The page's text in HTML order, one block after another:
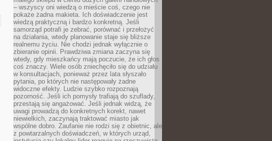
– wszyscy oni wiedzą o mieście coś, czego nie
pokaże żadna makieta. Ich doświadczenie jest
wiedzą praktyczną i bardzo konkretną. Jeśli
samorząd potrafi je zebrać, porównać i przełożyć
na działania, wtedy planowanie staje się bliższe
realnemu życiu. Nie chodzi jednak wyłącznie o
zbieranie opinii. Prawdziwa zmiana zaczyna się
wtedy, gdy mieszkańcy mają poczucie, że ich głos
coś znaczy. Wiele osób zniechęciło się do udziału
w konsultacjach, ponieważ przez lata słyszało
pytania, po których nie następowały żadne
widoczne efekty. Ludzie szybko rozpoznają
pozorność. Jeśli ich pomysły trafiają do szuflady,
przestają się angażować. Jeśli jednak widzą, że
uwagi prowadzą do konkretnych korekt, nawet
niewielkich, zaczynają traktować miasto jak
wspólne dobro. Zaufanie nie rodzi się z obietnic, ale
z powtarzalnych doświadczeń, w których urząd,